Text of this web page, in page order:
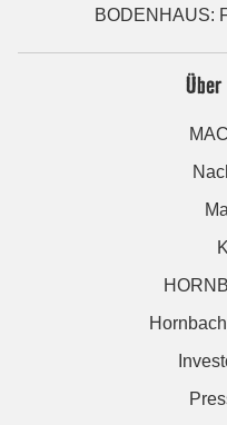
BODENHAUS:
Über